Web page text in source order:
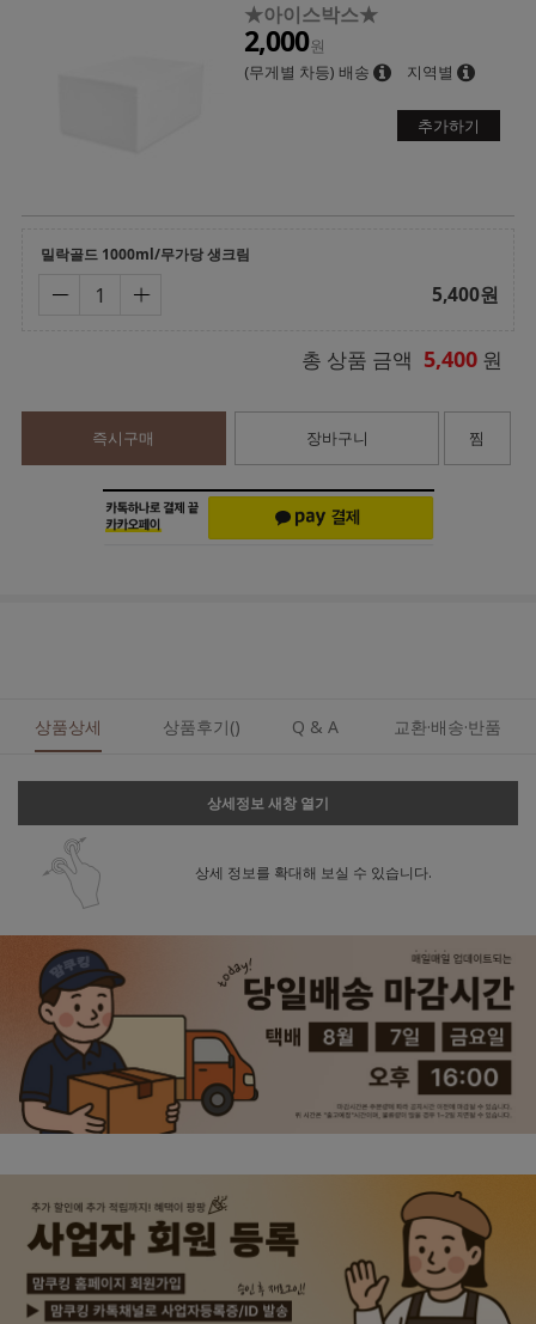
★아이스박스★
2,000원
(무게별 차등) 배송
지역별
추가하기
밀락골드 1000ml/무가당 생크림
5,400원
총 상품 금액 5,400 원
즉시구매 장바구니 찜
상품상세 상품후기() Q & A 교환·배송·반품
상세정보 새창 열기
상세 정보를 확대해 보실 수 있습니다.